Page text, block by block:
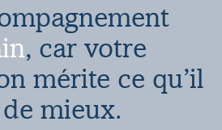
, car votre
mérite ce qu’il
de mieux.